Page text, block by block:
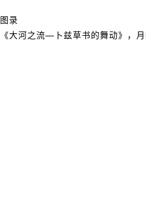
图录
《大河之流—卜兹草书的舞动》，